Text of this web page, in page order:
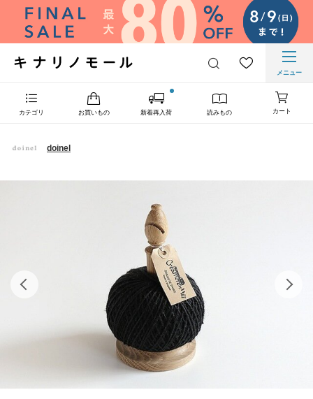
メニュー
カテゴリ お買いもの 新着再入荷 読みもの カート
doinel